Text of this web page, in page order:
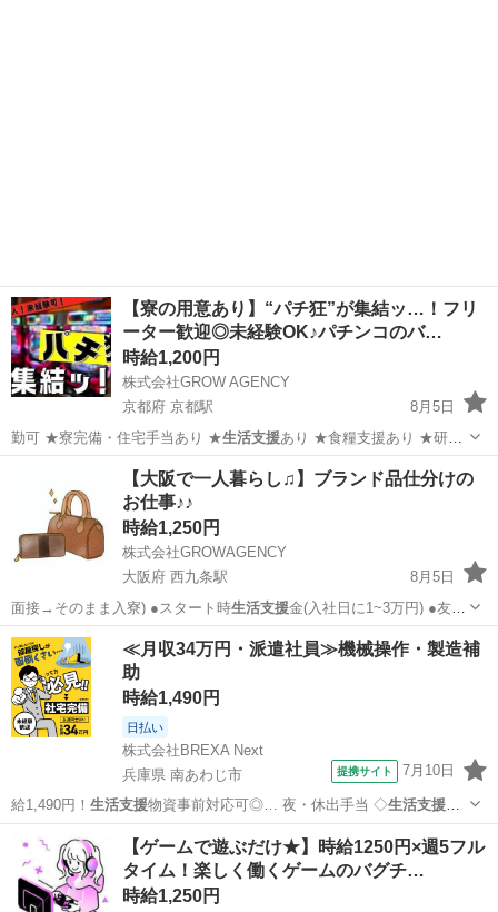
【寮の用意あり】“パチ狂”が集結ッ…！フリ
ーター歓迎◎未経験OK♪パチンコのバ…
時給1,200円
株式会社GROW AGENCY
京都府 京都駅
8月5日
勤可 ★寮完備・住宅手当あり ★生活支援あり ★食糧支援あり ★研修
あり…
京都駅 工場 レア
【大阪で一人暮らし♫】ブランド品仕分けの
お仕事♪♪
時給1,250円
株式会社GROWAGENCY
大阪府 西九条駅
8月5日
面接→そのまま入寮) ●スタート時生活支援金(入社日に1~3万円) ●友
人/…
大阪 大阪市 西九条駅 工場 郵便局
≪月収34万円・派遣社員≫機械操作・製造補
助
時給1,490円
日払い
株式会社BREXA Next
兵庫県 南あわじ市
提携サイト 7月10日
給1,490円！ 生活支援物資事前対応可◎… 夜・休出手当 ◇生活支援物
資事前対応可 … ください。 ★生活支援物資事前対応可能…
兵庫 南あわじ市 その他
【ゲームで遊ぶだけ★】時給1250円×週5フル
タイム！楽しく働くゲームのバグチ…
時給1,250円